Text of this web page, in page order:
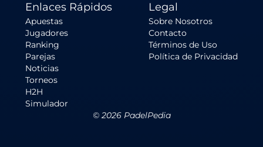
Enlaces Rápidos
Apuestas
Jugadores
Ranking
Parejas
Noticias
Torneos
H2H
Simulador
Legal
Sobre Nosotros
Contacto
Términos de Uso
Política de Privacidad
© 2026PadelPedia